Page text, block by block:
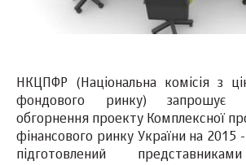
НКЦПФР (Національна комісія з
фондового ринку) запрошує
обгорнення проекту Комплексної
фінансового ринку України на 2015
підготовлений